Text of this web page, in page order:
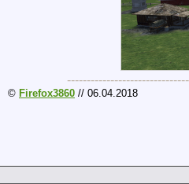
© Firefox3860 // 06.04.2018